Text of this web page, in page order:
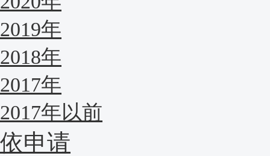
2019年
2018年
2017年
2017年以前
依申请